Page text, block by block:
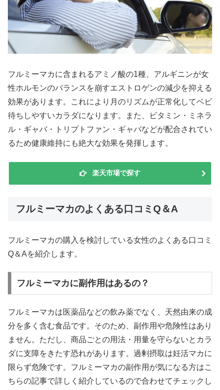
フルミーマカに含まれるアミノ酸の1種、アルギニンが女
性ホルモンのバランスを崩すエストロゲンの減少を抑える
効果があります。これにより月のリズムが正常化してベビ
待ちしやすいカラダになります。また、ビタミン・ミネラ
ル・ギャバ・トリプトファン・ギャバなどが配合されてい
るため健康維持にも絶大な効果を発揮します。
楽天市場で探す
フルミーマカのよくある口コミQ＆A
フルミーマカの購入を検討している女性のよくある口コミ
Q＆Aを紹介します。
フルミーマカに副作用はあるの？
フルミーマカは医薬品などの飲み薬でなく、天然由来の成
分を多く含む食品です。そのため、副作用や危険性はあり
ません。ただし、商品ごとの用法・用量を守らないとカラ
ダに支障をきたす恐れがあります。過剰摂取は妊活マカに
限らず危険です。フルミーマカの副作用が気になる方はこ
ちらの記事で詳しく紹介しているので合わせてチェックし